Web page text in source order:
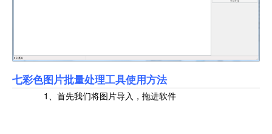
七彩色图片批量处理工具使用方法
1、首先我们将图片导入，拖进软件